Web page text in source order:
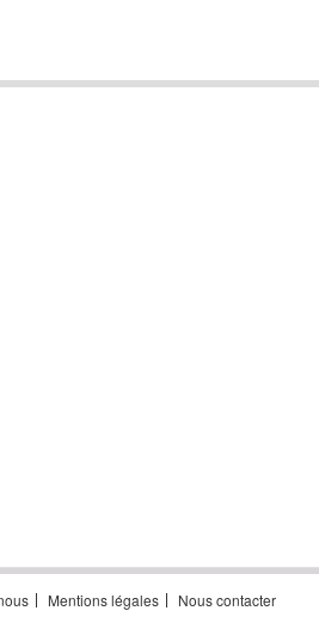
Mentions légales
Nous contacter